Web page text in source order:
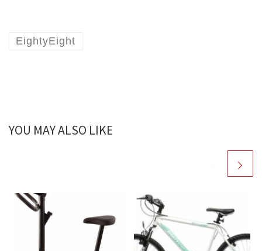
EightyEight
YOU MAY ALSO LIKE